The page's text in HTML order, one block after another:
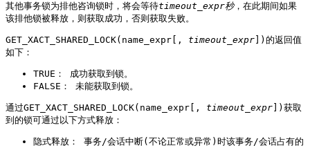
其他事务锁为排他咨询锁时，将会等待timeout_expr秒，在此期间如果
该排他锁被释放，则获取成功，否则获取失败。
GET_XACT_SHARED_LOCK(name_expr[, timeout_expr ])的返回值
如下：
TRUE： 成功获取到锁。
FALSE： 未能获取到锁。
通过GET_XACT_SHARED_LOCK(name_expr[, timeout_expr ])获取
到的锁可通过以下方式释放：
隐式释放： 事务/会话中断(不论正常或异常)时该事务/会话占有的